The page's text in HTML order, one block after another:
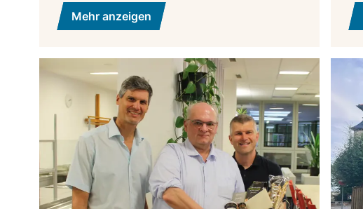
Mehr anzeigen